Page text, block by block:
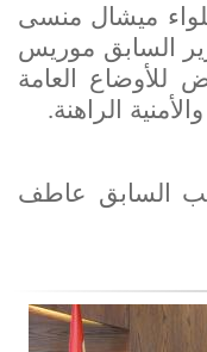
ميشال منسى
السابق موريس
للأوضاع العامة
الراهنة.
السابق عاطف